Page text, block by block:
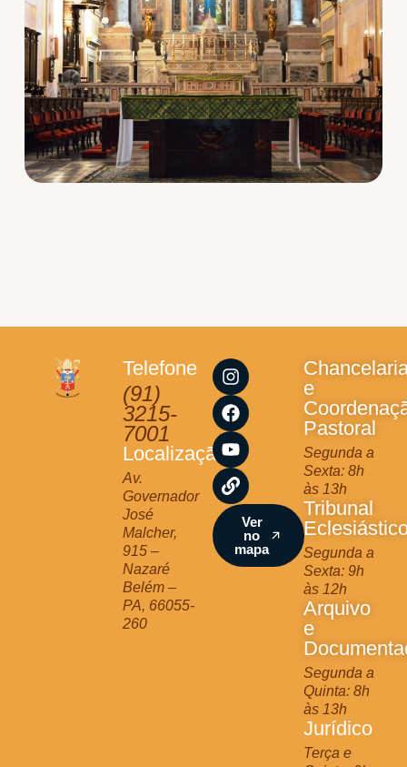
Telefone
(91)
3215-
7001
Localização
Av.
Governador
José
Malcher,
915 –
Nazaré
Belém –
PA, 66055-
260
I
n
s
t
a
g
r
a
m
F
a
c
e
b
o
o
k
Y
o
u
t
u
b
e
L
i
n
k
Ver
no
mapa
e
Pastoral
Segunda a
Sexta: 8h
às 13h
Tribunal
Segunda a
Sexta: 9h
às 12h
Arquivo
e
Segunda a
Quinta: 8h
às 13h
Jurídico
Terça e